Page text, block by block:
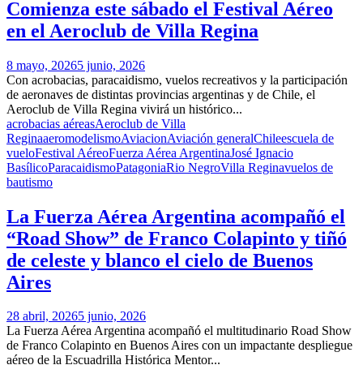
Comienza este sábado el Festival Aéreo
en el Aeroclub de Villa Regina
8 mayo, 20265 junio, 2026
Con acrobacias, paracaidismo, vuelos recreativos y la participación
de aeronaves de distintas provincias argentinas y de Chile, el
Aeroclub de Villa Regina vivirá un histórico...
acrobacias aéreasAeroclub de Villa
ReginaaeromodelismoAviacionAviación generalChileescuela de
vueloFestival AéreoFuerza Aérea ArgentinaJosé Ignacio
BasílicoParacaidismoPatagoniaRio NegroVilla Reginavuelos de
bautismo
La Fuerza Aérea Argentina acompañó el
“Road Show” de Franco Colapinto y tiñó
de celeste y blanco el cielo de Buenos
Aires
28 abril, 20265 junio, 2026
La Fuerza Aérea Argentina acompañó el multitudinario Road Show
de Franco Colapinto en Buenos Aires con un impactante despliegue
aéreo de la Escuadrilla Histórica Mentor...